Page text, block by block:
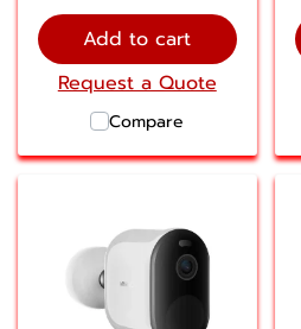
Add to cart
Request a Quote
Compare